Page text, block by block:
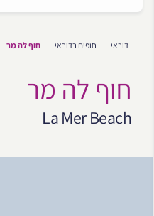
דובאי חופים בדובאי חוף לה מר
חוף לה מר
La Mer Beach